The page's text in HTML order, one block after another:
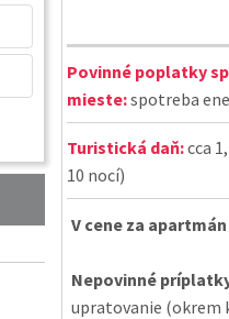
Povinné poplatky
mieste:spotreba
Turistická daň:cca
10 nocí)
V cene za
Nepovinné
upratovanie (okrem